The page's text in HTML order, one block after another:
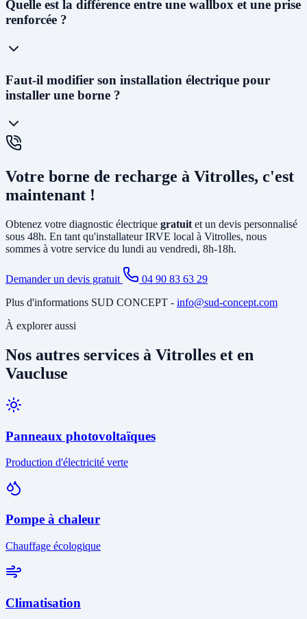
Vedène
. Nous pouvons vous proposer un diagnostic électrique dans
les48 à 72h et planifier l'installation généralement dans la semaine
Quelle est la différence entre une wallbox et une prise
renforcée ?
Laprise renforcée (Green'Up)délivre 3,2kW et permet de
recharger un véhicule en 12 à 20h. C'est la solution la plus
économique. La wallbox (7kW à 22kW) est beaucoup plus rapide
smartphone, et obligatoire pour certains types de véhicules. C'est la
solution recommandée pour un usage quotidien.
Faut-il modifier son installation électrique pour
installer une borne ?
Cela dépend de votre installation existante. Dans la plupart des
depuis le tableau électrique et poser un disjoncteur différentiel
spécifique. Si votre abonnement est trop faible, il peut être
nécessaire d'augmenter la puissance souscrite
Votre borne de recharge à Vitrolles, c'est
maintenant !
Obtenez votre diagnostic électrique gratuit et un devis personnalisé
sous 48h. En tant qu'installateur IRVE local à Vitrolles, nous
sommes à votre service du lundi au vendredi, 8h-18h.
Demander un devis gratuit
04 90 83 63 29
Plus d'informations SUD CONCEPT - info@sud-concept.com
À explorer aussi
Nos autres services à Vitrolles et en
Vaucluse
Panneaux photovoltaïques
Production d'électricité verte
Pompe à chaleur
Chauffage écologique
Climatisation